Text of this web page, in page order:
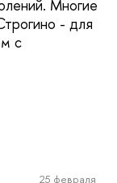
Многие
- для
с
25 февраля